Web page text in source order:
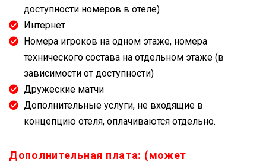
доступности номеров в отеле)
Интернет
Номера игроков на одном этаже, номера
технического состава на отдельном этаже (в
зависимости от доступности)
Дружеские матчи
Дополнительные услуги, не входящие в
концепцию отеля, оплачиваются отдельно.
Дополнительная плата: (может